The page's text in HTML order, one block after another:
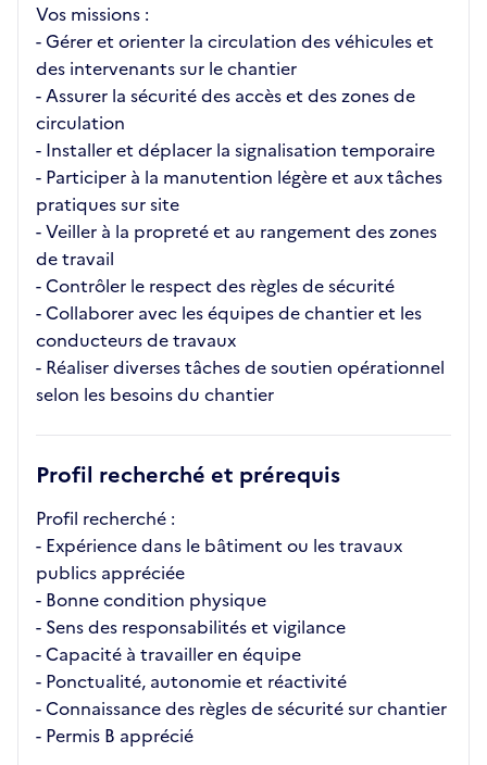
Vos missions :
- Gérer et orienter la circulation des véhicules et
des intervenants sur le chantier
- Assurer la sécurité des accès et des zones de
circulation
- Installer et déplacer la signalisation temporaire
- Participer à la manutention légère et aux tâches
pratiques sur site
- Veiller à la propreté et au rangement des zones
de travail
- Contrôler le respect des règles de sécurité
- Collaborer avec les équipes de chantier et les
conducteurs de travaux
- Réaliser diverses tâches de soutien opérationnel
selon les besoins du chantier
Profil recherché et prérequis
Profil recherché :
- Expérience dans le bâtiment ou les travaux
publics appréciée
- Bonne condition physique
- Sens des responsabilités et vigilance
- Capacité à travailler en équipe
- Ponctualité, autonomie et réactivité
- Connaissance des règles de sécurité sur chantier
- Permis B apprécié